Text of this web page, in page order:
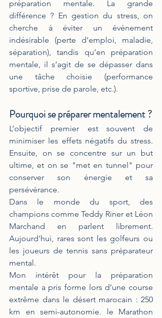
préparation mentale. La grande
différence ? En gestion du stress, on
cherche à éviter un événement
indésirable (perte d’emploi, maladie,
séparation), tandis qu’en préparation
mentale, il s’agit de se dépasser dans
une tâche choisie (performance
sportive, prise de parole, etc.).
Pourquoi se préparer mentalement ?
L’objectif premier est souvent de
minimiser les effets négatifs du stress.
Ensuite, on se concentre sur un but
ultime, et on se "met en tunnel" pour
conserver son énergie et sa
persévérance.
Dans le monde du sport, des
champions comme Teddy Riner et Léon
Marchand en parlent librement.
Aujourd'hui, rares sont les golfeurs ou
les joueurs de tennis sans préparateur
mental.
Mon intérêt pour la préparation
mentale a pris forme lors d’une course
extrême dans le désert marocain : 250
km en semi-autonomie. le Marathon